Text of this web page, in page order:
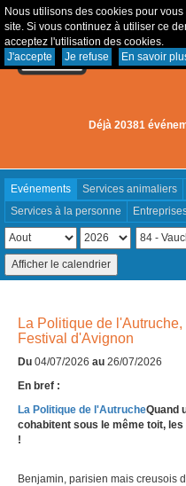
Nous utilisons des cookies pour
site. Si vous continuez à utiliser ce
acceptez l'utilisation des cookies.
J'accepte
Je refuse En savoir
Déjà 20381
Evénements Services animaliers
Services à la personne
La Politique de
Festival d'Avignon
Du 04/07/2026 au 26/07/2026
En bref :
La Politique de l'AutrucheQuand
cohabitent sous le même toit,
!
Benjamin, parisien mais creusois